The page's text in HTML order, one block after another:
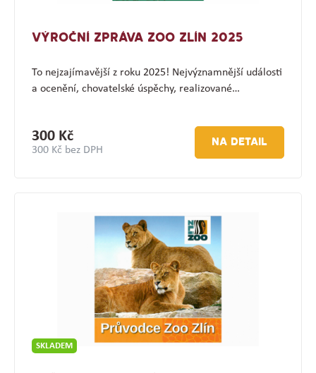
VÝROČNÍ ZPRÁVA ZOO ZLÍN 2025
To nejzajímavější z roku 2025! Nejvýznamnější události
a ocenění, chovatelské úspěchy, realizované…
300 Kč
300 Kč bez DPH
NA DETAIL
SKLADEM